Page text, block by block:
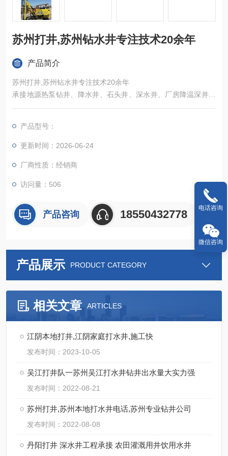
苏州打井,苏州钻水井专注技术20余年
产品简介
苏州打井,苏州钻水井专注技术20余年
承接地源热泵钻井、降水井、石头井、深水井、厂房降温深井、
水泥管井、无砂管井、灌溉井、基坑降水井、井点降水、深井降
产品型号：
更新时间：2026-06-24
厂商性质：经销商
访问量：506
产品咨询 18550432778
产品展示 PRODUCT CATEGORY
相关文章 ARTICLES
江阴本地打井,江阴家庭打水井,施工快
发布时间：2023-10-05
吴江打井队一苏州吴江打水井钻井出水量大实力强
发布时间：2022-08-21
苏州打井,苏州本地打水井电话,苏州专业钻井公司
发布时间：2022-08-08
丹阳打井 深水井工程承接 农田灌溉用井饮用水井
电话咨询
微信咨询